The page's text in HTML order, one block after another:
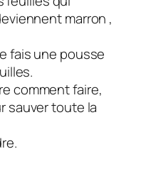
marron ,
fais une pousse
comment faire,
sauver toute la